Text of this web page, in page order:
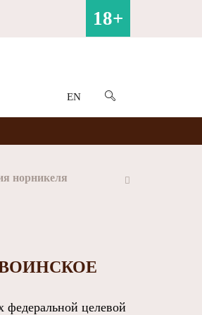
18+
EN
норникеля
целевой